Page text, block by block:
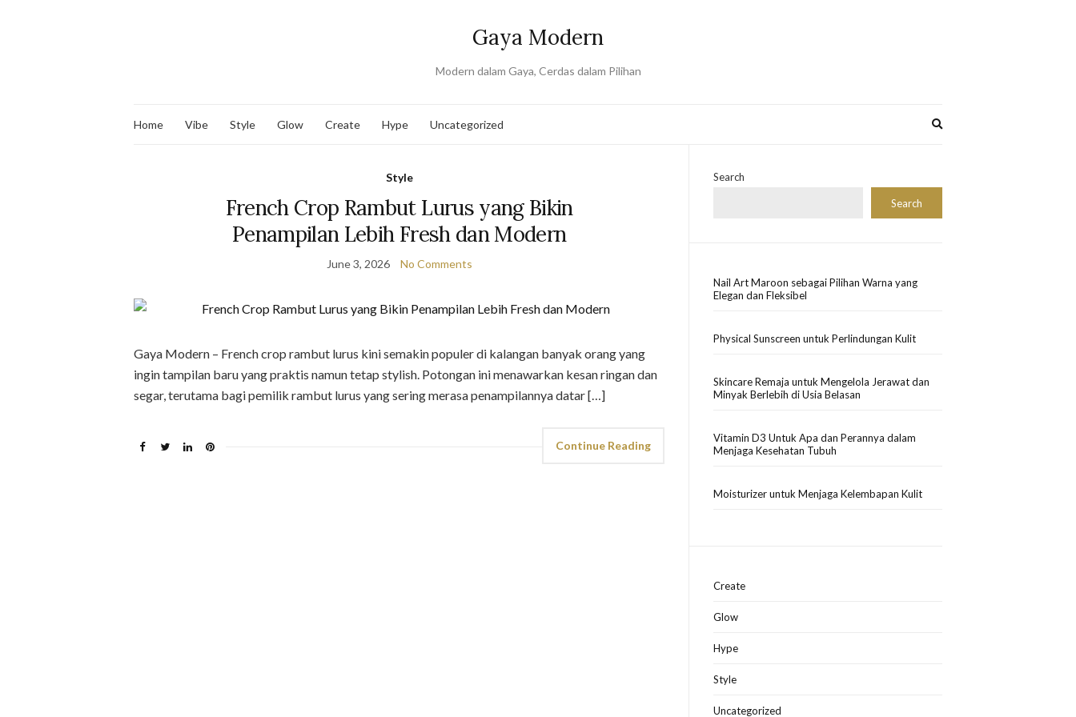
Gaya Modern
Modern dalam Gaya, Cerdas dalam Pilihan
Home Vibe Style Glow Create Hype Uncategorized
Style
French Crop Rambut Lurus yang Bikin
Penampilan Lebih Fresh dan Modern
June 3, 2026 No Comments
Gaya Modern – French crop rambut lurus kini semakin populer di kalangan banyak orang yang
ingin tampilan baru yang praktis namun tetap stylish. Potongan ini menawarkan kesan ringan dan
segar, terutama bagi pemilik rambut lurus yang sering merasa penampilannya datar […]
Continue Reading
Search
Search
Nail Art Maroon sebagai Pilihan Warna yang
Elegan dan Fleksibel
Physical Sunscreen untuk Perlindungan Kulit
Skincare Remaja untuk Mengelola Jerawat dan
Minyak Berlebih di Usia Belasan
Vitamin D3 Untuk Apa dan Perannya dalam
Menjaga Kesehatan Tubuh
Moisturizer untuk Menjaga Kelembapan Kulit
Create
Glow
Hype
Style
Uncategorized